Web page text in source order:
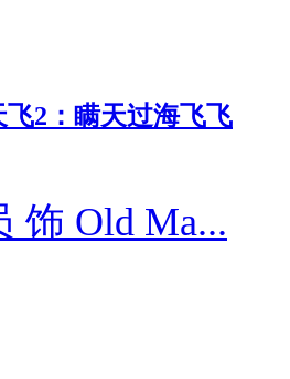
2：瞒天过海飞飞
饰 Old Ma...